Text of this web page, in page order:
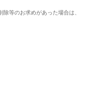
等のお求めがあった場合は、